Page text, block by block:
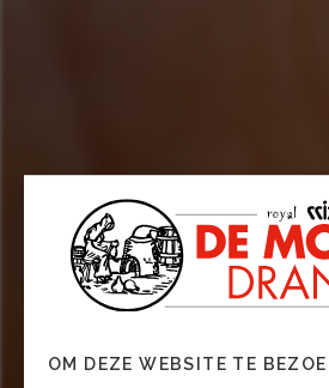
OM DEZE WEBSITE TE